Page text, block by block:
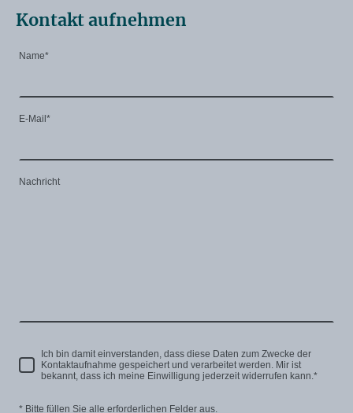
Kontakt aufnehmen
Name*
E-Mail *
Nachricht
Ich bin damit einverstanden, dass diese Daten zum Zwecke der
Kontaktaufnahme gespeichert und verarbeitet werden. Mir ist
bekannt, dass ich meine Einwilligung jederzeit widerrufen kann. *
* Bitte füllen Sie alle erforderlichen Felder aus.